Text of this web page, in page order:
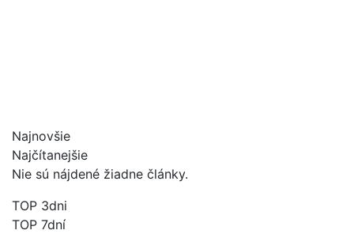
Najnovšie
Najčítanejšie
Nie sú nájdené žiadne články.
TOP 3dni
TOP 7dní